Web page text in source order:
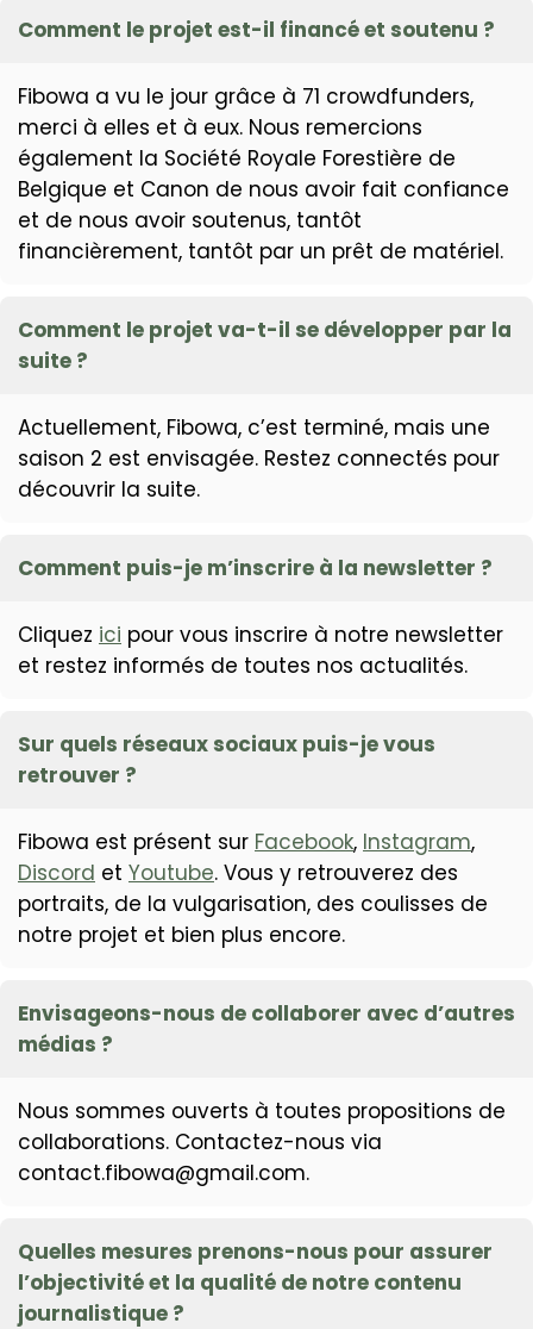
Comment le projet est-il financé et soutenu ?
Fibowa a vu le jour grâce à 71 crowdfunders,
merci à elles et à eux. Nous remercions
également la Société Royale Forestière de
Belgique et Canon de nous avoir fait confiance
et de nous avoir soutenus, tantôt
financièrement, tantôt par un prêt de matériel.
Comment le projet va-t-il se développer par la
suite ?
Actuellement, Fibowa, c’est terminé, mais une
saison 2 est envisagée. Restez connectés pour
découvrir la suite.
Comment puis-je m’inscrire à la newsletter ?
Cliquez ici pour vous inscrire à notre newsletter
et restez informés de toutes nos actualités.
Sur quels réseaux sociaux puis-je vous
retrouver ?
Fibowa est présent sur Facebook, Instagram,
Discord et Youtube. Vous y retrouverez des
portraits, de la vulgarisation, des coulisses de
notre projet et bien plus encore.
Envisageons-nous de collaborer avec d’autres
médias ?
Nous sommes ouverts à toutes propositions de
collaborations. Contactez-nous via
contact.fibowa@gmail.com.
Quelles mesures prenons-nous pour assurer
l’objectivité et la qualité de notre contenu
journalistique ?